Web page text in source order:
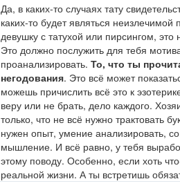
Да, в каких-то случаях тату
каких-то будет являться
девушку с татухой или пирсингом,
Это должно послужить для тебя
проанализировать.То, что ты
негодования. Это всё может
можешь причислить всё это к
веру или не брать, дело каждого.
только, что не всё нужно трактовать
нужен опыт, умение анализировать,
мышление. И всё равно, у тебя
этому поводу. Особенно, если хоть
реальной жизни. А ты встретишь